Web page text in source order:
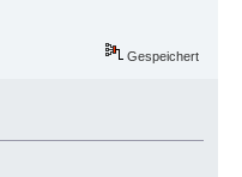
Gespeichert